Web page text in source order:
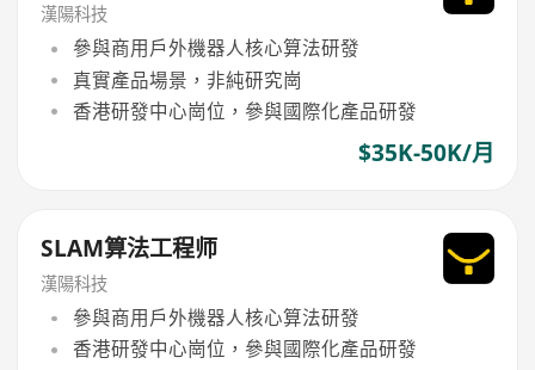
漢陽科技
參與商用戶外機器人核心算法研發
真實產品場景，非純研究崗
香港研發中心崗位，參與國際化產品研發
$35K-50K/月
SLAM算法工程师
漢陽科技
參與商用戶外機器人核心算法研發
香港研發中心崗位，參與國際化產品研發